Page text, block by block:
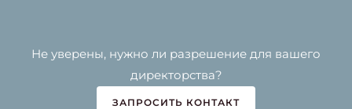
Не уверены, нужно ли разрешение для вашего
директорства?
ЗАПРОСИТЬ КОНТАКТ